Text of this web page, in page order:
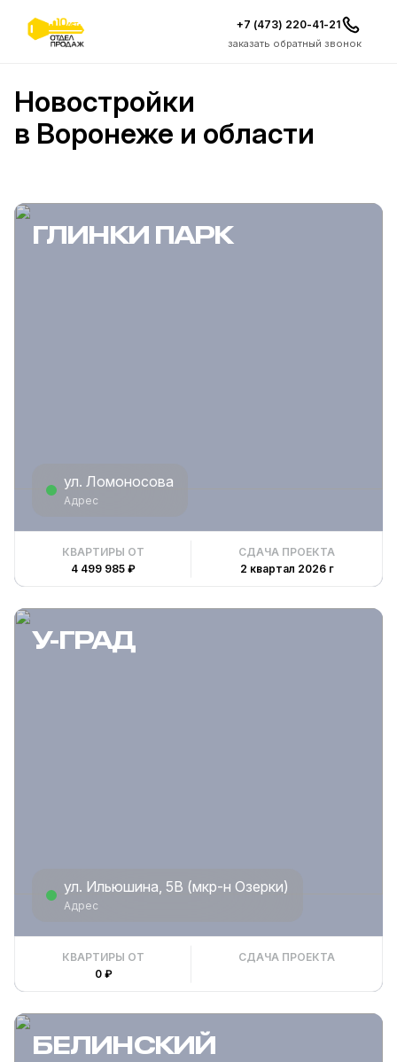
+7 (473) 220-41-21
заказать обратный звонок
Новостройки
в Воронеже и области
ГЛИНКИ ПАРК
ул. Ломоносова
Адрес
КВАРТИРЫ ОТ
4 499 985 ₽
СДАЧА ПРОЕКТА
2 квартал 2026 г
У-ГРАД
ул. Ильюшина, 5В (мкр-н Озерки)
Адрес
КВАРТИРЫ ОТ
0 ₽
СДАЧА ПРОЕКТА
БЕЛИНСКИЙ